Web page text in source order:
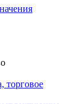
торговое